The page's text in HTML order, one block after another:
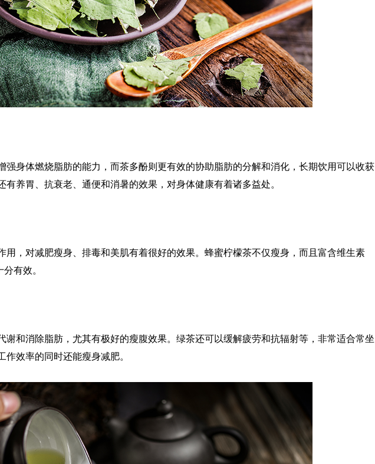
强身体燃烧脂肪的能力，而茶多酚则更有效的协助脂肪的分解和消化，长期饮用可以收获
有养胃、抗衰老、通便和消暑的效果，对身体健康有着诸多益处。
用，对减肥瘦身、排毒和美肌有着很好的效果。蜂蜜柠檬茶不仅瘦身，而且富含维生素
有效。
谢和消除脂肪，尤其有极好的瘦腹效果。绿茶还可以缓解疲劳和抗辐射等，非常适合常坐
效率的同时还能瘦身减肥。